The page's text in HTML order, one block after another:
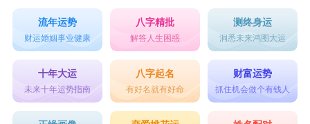
流年运势
财运婚姻事业健康
八字精批
解答人生困惑
测终身运
洞悉未来鸿图大运
十年大运
未来十年运势指南
八字起名
有好名就有好命
财富运势
抓住机会做个有钱人